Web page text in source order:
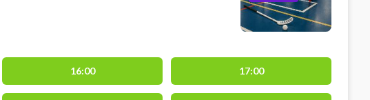
16:00 17:00